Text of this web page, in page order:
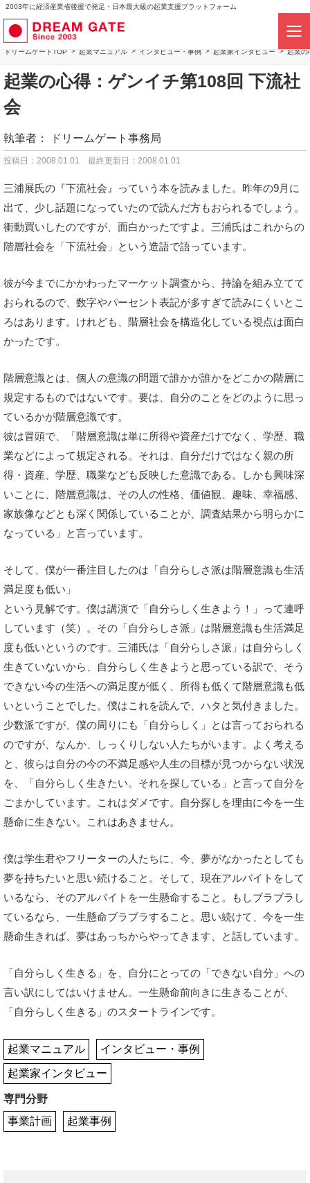
2003年に経済産業省後援で発足・日本最大級の起業支援プラットフォーム
ドリームゲートTOP 起業マニュアル インタビュー・事例 起業家インタビュー 起業の
起業の心得：ゲンイチ第108回 下流社
会
執筆者： ドリームゲート事務局
投稿日：2008.01.01 最終更新日：2008.01.01
三浦展氏の『下流社会』っていう本を読みました。昨年の9月に
出て、少し話題になっていたので読んだ方もおられるでしょう。
衝動買いしたのですが、面白かったですよ。三浦氏はこれからの
階層社会を「下流社会」という造語で語っています。
彼が今までにかかわったマーケット調査から、持論を組み立てて
おられるので、数字やパーセント表記が多すぎて読みにくいとこ
ろはあります。けれども、階層社会を構造化している視点は面白
かったです。
階層意識とは、個人の意識の問題で誰かが誰かをどこかの階層に
規定するものではないです。要は、自分のことをどのように思っ
ているかが階層意識です。
彼は冒頭で、「階層意識は単に所得や資産だけでなく、学歴、職
業などによって規定される。それは、自分だけではなく親の所
得・資産、学歴、職業なども反映した意識である。しかも興味深
いことに、階層意識は、その人の性格、価値観、趣味、幸福感、
家族像などとも深く関係していることが、調査結果から明らかに
なっている」と言っています。
そして、僕が一番注目したのは「自分らしさ派は階層意識も生活
満足度も低い」
という見解です。僕は講演で「自分らしく生きよう！」って連呼
しています（笑）。その「自分らしさ派」は階層意識も生活満足
度も低いというのです。三浦氏は「自分らしさ派」は自分らしく
生きていないから、自分らしく生きようと思っている訳で、そう
できない今の生活への満足度が低く、所得も低くて階層意識も低
いということでした。僕はこれを読んで、ハタと気付きました。
少数派ですが、僕の周りにも「自分らしく」とは言っておられる
のですが、なんか、しっくりしない人たちがいます。よく考える
と、彼らは自分の今の不満足感や人生の目標が見つからない状況
を、「自分らしく生きたい。それを探している」と言って自分を
ごまかしています。これはダメです。自分探しを理由に今を一生
懸命に生きない。これはあきません。
僕は学生君やフリーターの人たちに、今、夢がなかったとしても
夢を持ちたいと思い続けること。そして、現在アルバイトをして
いるなら、そのアルバイトを一生懸命すること。もしブラブラし
ているなら、一生懸命ブラブラすること。思い続けて、今を一生
懸命生きれば、夢はあっちからやってきます、と話しています。
「自分らしく生きる」を、自分にとっての「できない自分」への
言い訳にしてはいけません。一生懸命前向きに生きることが、
「自分らしく生きる」のスタートラインです。
起業マニュアル インタビュー・事例
起業家インタビュー
専門分野
事業計画
起業事例